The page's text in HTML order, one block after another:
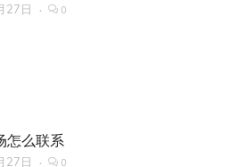
27日 0
怎么联系
27日 0